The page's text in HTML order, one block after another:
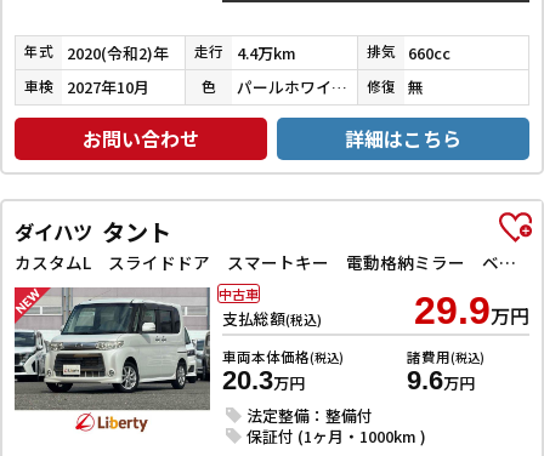
年式 2020(令和2)年 走行 4.4万km 排気 660cc
車検 2027年10月 色 パールホワイトⅢ 修復 無
お問い合わせ 詳細はこちら
ダイハツ タント
カスタムL スライドドア スマートキー 電動格納ミラー ベンチシート CVT CD アルミホイール オートエアコン パワーウィンドウ
支払総額(税込) 29.9万円
車両本体価格(税込)
20.3万円
諸費用(税込)
9.6万円
法定整備：整備付
保証付 (1ヶ月・1000km )
中古車